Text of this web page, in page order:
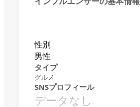
性別
男性
タイプ
グルメ
SNSプロフィール
データなし